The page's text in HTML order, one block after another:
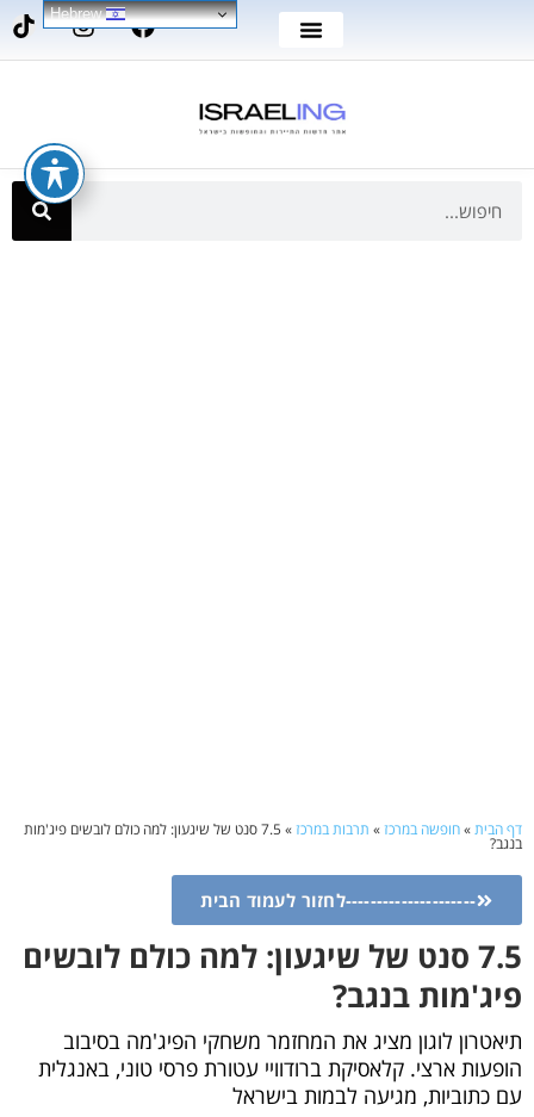
דף הבית»חופשה במרכז» תרבות במרכז» 7.5 סנט של שיגעון: למה כולם לובשים פיג'מות
בנגב?
---------------------לחזור לעמוד הבית
7.5 סנט של שיגעון: למה כולם לובשים
פיג'מות בנגב?
תיאטרון לוגון מציג את המחזמר משחקי הפיג'מה בסיבוב
הופעות ארצי. קלאסיקת ברודוויי עטורת פרסי טוני, באנגלית
עם כתוביות, מגיעה לבמות בישראל
Hebrew